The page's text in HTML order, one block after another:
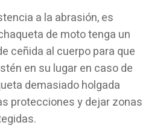
a la abrasión, es
de moto tenga un
ceñida al cuerpo para que
en su lugar en caso de
demasiado holgada
protecciones y dejar zonas